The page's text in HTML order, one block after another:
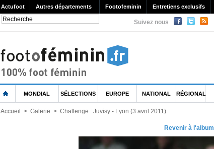
Actufoot Autres départements Footofeminin Entretiens exclusifs
Suivez nous
MONDIAL SÉLECTIONS EUROPE NATIONAL RÉGIONAL
Accueil > Galerie > Challenge : Juvisy - Lyon (3 avril 2011)
Revenir à l'album